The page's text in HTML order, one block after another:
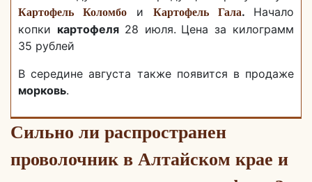
Картофель Коломбо и Картофель Гала. Начало
копки картофеля 28 июля. Цена за килограмм
35 рублей
В середине августа также появится в продаже
морковь.
Сильно ли распространен
проволочник в Алтайском крае и